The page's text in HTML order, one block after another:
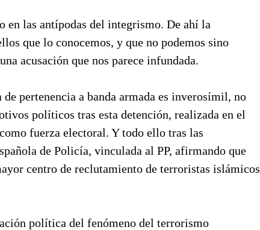
en las antípodas del integrismo. De ahí la
que lo conocemos, y que no podemos sino
acusación que nos parece infundada.
pertenencia a banda armada es inverosímil, no
políticos tras esta detención, realizada en el
fuerza electoral. Y todo ello tras las
de Policía, vinculada al PP, afirmando que
centro de reclutamiento de terroristas islámicos
política del fenómeno del terrorismo